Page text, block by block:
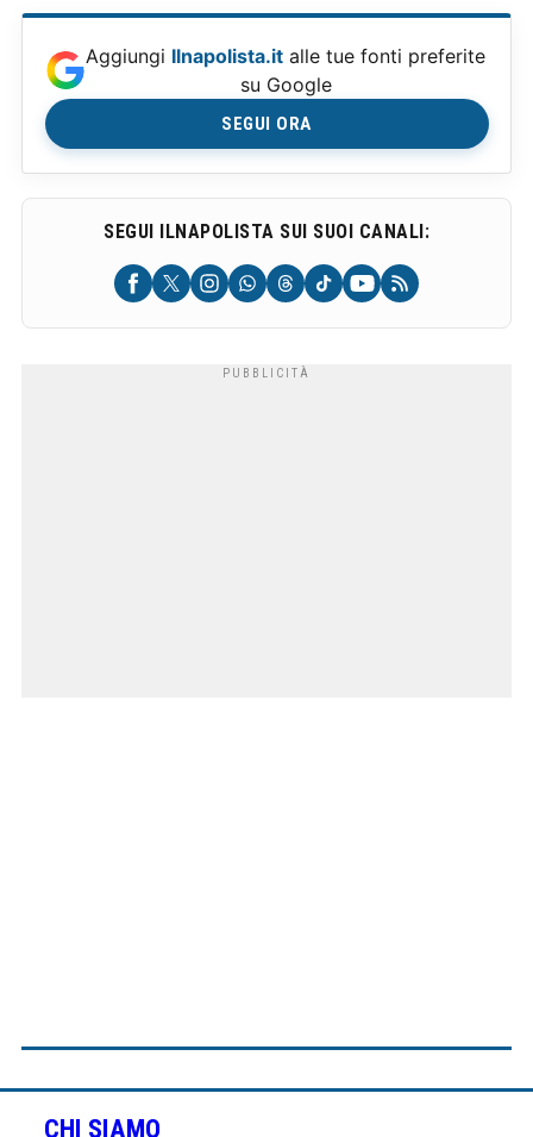
Aggiungi Ilnapolista.it alle tue fonti preferite
su Google
SEGUI ORA
SEGUI ILNAPOLISTA SUI SUOI CANALI:
CHI SIAMO